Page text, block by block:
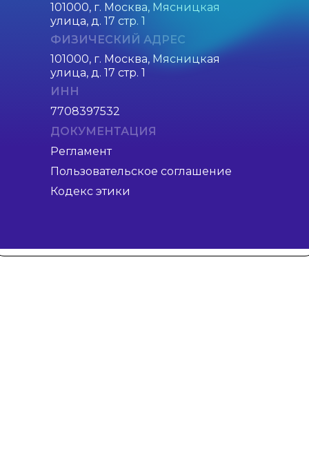
101000, г. Москва, Мясницкая
улица, д. 17 стр. 1
ИНН
101000, г. Москва, Мясницкая
улица, д. 17 стр. 1
ФИЗИЧЕСКИЙ АДРЕС
7708397532
Регламент
Пользовательское соглашение
ДОКУМЕНТАЦИЯ
Кодекс этики